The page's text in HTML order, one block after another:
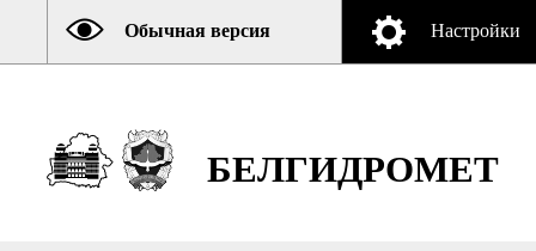
Обычная версия Настройки
БЕЛГИДРОМЕТ